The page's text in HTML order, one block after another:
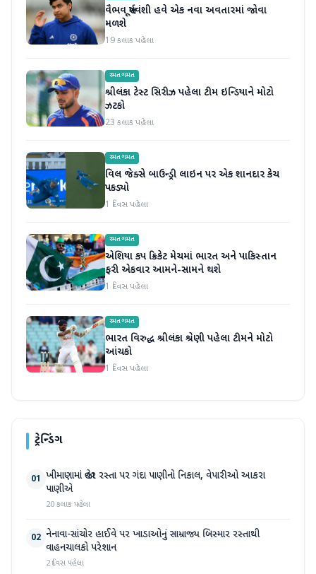
વૈભવ સૂર્યવંશી હવે એક નવા અવતારમાં જોવા
મળશે
19 કલાક પહેલા
રમતગમત
શ્રીલંકા ટેસ્ટ સિરીઝ પહેલા ટીમ ઇન્ડિયાને મોટો
ઝટકો
23 કલાક પહેલા
રમતગમત
વિલ જેક્સે બાઉન્ડ્રી લાઇન પર એક શાનદાર કેચ
પકડ્યો
1 દિવસ પહેલા
રમતગમત
એશિયા કપ ક્રિકેટ મેચમાં ભારત અને પાકિસ્તાન
ફરી એકવાર આમને-સામને થશે
1 દિવસ પહેલા
રમતગમત
ભારત વિરુદ્ધ શ્રીલંકા શ્રેણી પહેલા ટીમને મોટો
આંચકો
1 દિવસ પહેલા
ટ્રેન્ડિંગ
01 ખીમાણામાં જાહેર રસ્તા પર ગંદા પાણીનો નિકાલ, વેપારીઓ આકરા
પાણીએ
20 કલાક પહેલા
02 નેનાવા-સાંચોર હાઈવે પર ખાડાઓનું સામ્રાજ્ય બિસ્માર રસ્તાથી
વાહનચાલકો પરેશાન
2 દિવસ પહેલા